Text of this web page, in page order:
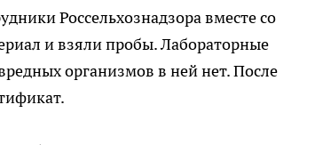
Россельхознадзора вместе со
и взяли пробы. Лабораторные
организмов в ней нет. После